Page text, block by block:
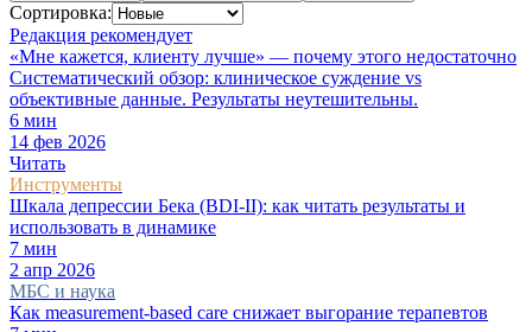
Сортировка:
Редакция рекомендует
«Мне кажется, клиенту лучше» — почему этого недостаточно
Систематический обзор: клиническое суждение vs
объективные данные. Результаты неутешительны.
6 мин
14 фев 2026
Читать
Инструменты
Шкала депрессии Бека (BDI-II): как читать результаты и
использовать в динамике
7 мин
2 апр 2026
МБС и наука
Как measurement-based care снижает выгорание терапевтов